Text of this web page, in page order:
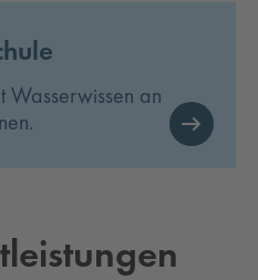
Wasserwissen an